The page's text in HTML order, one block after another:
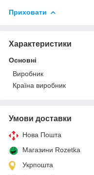
Приховати
Характеристики
Основні
Виробник
Країна виробник
Умови доставки
Нова Пошта
Магазини Rozetka
Укрпошта